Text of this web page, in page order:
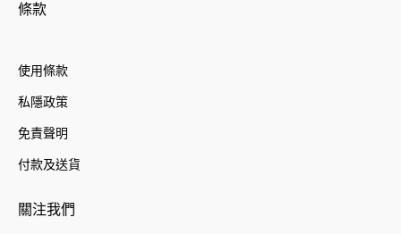
條款
使用條款
私隱政策
免責聲明
付款及送貨
關注我們